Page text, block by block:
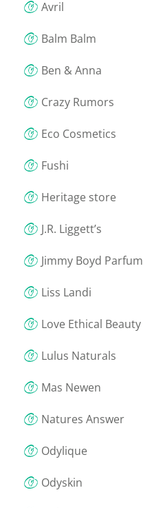
Avril
Balm Balm
Ben & Anna
Crazy Rumors
Eco Cosmetics
Fushi
Heritage store
J.R. Liggett’s
Jimmy Boyd Parfum
Liss Landi
Love Ethical Beauty
Lulus Naturals
Mas Newen
Natures Answer
Odylique
Odyskin